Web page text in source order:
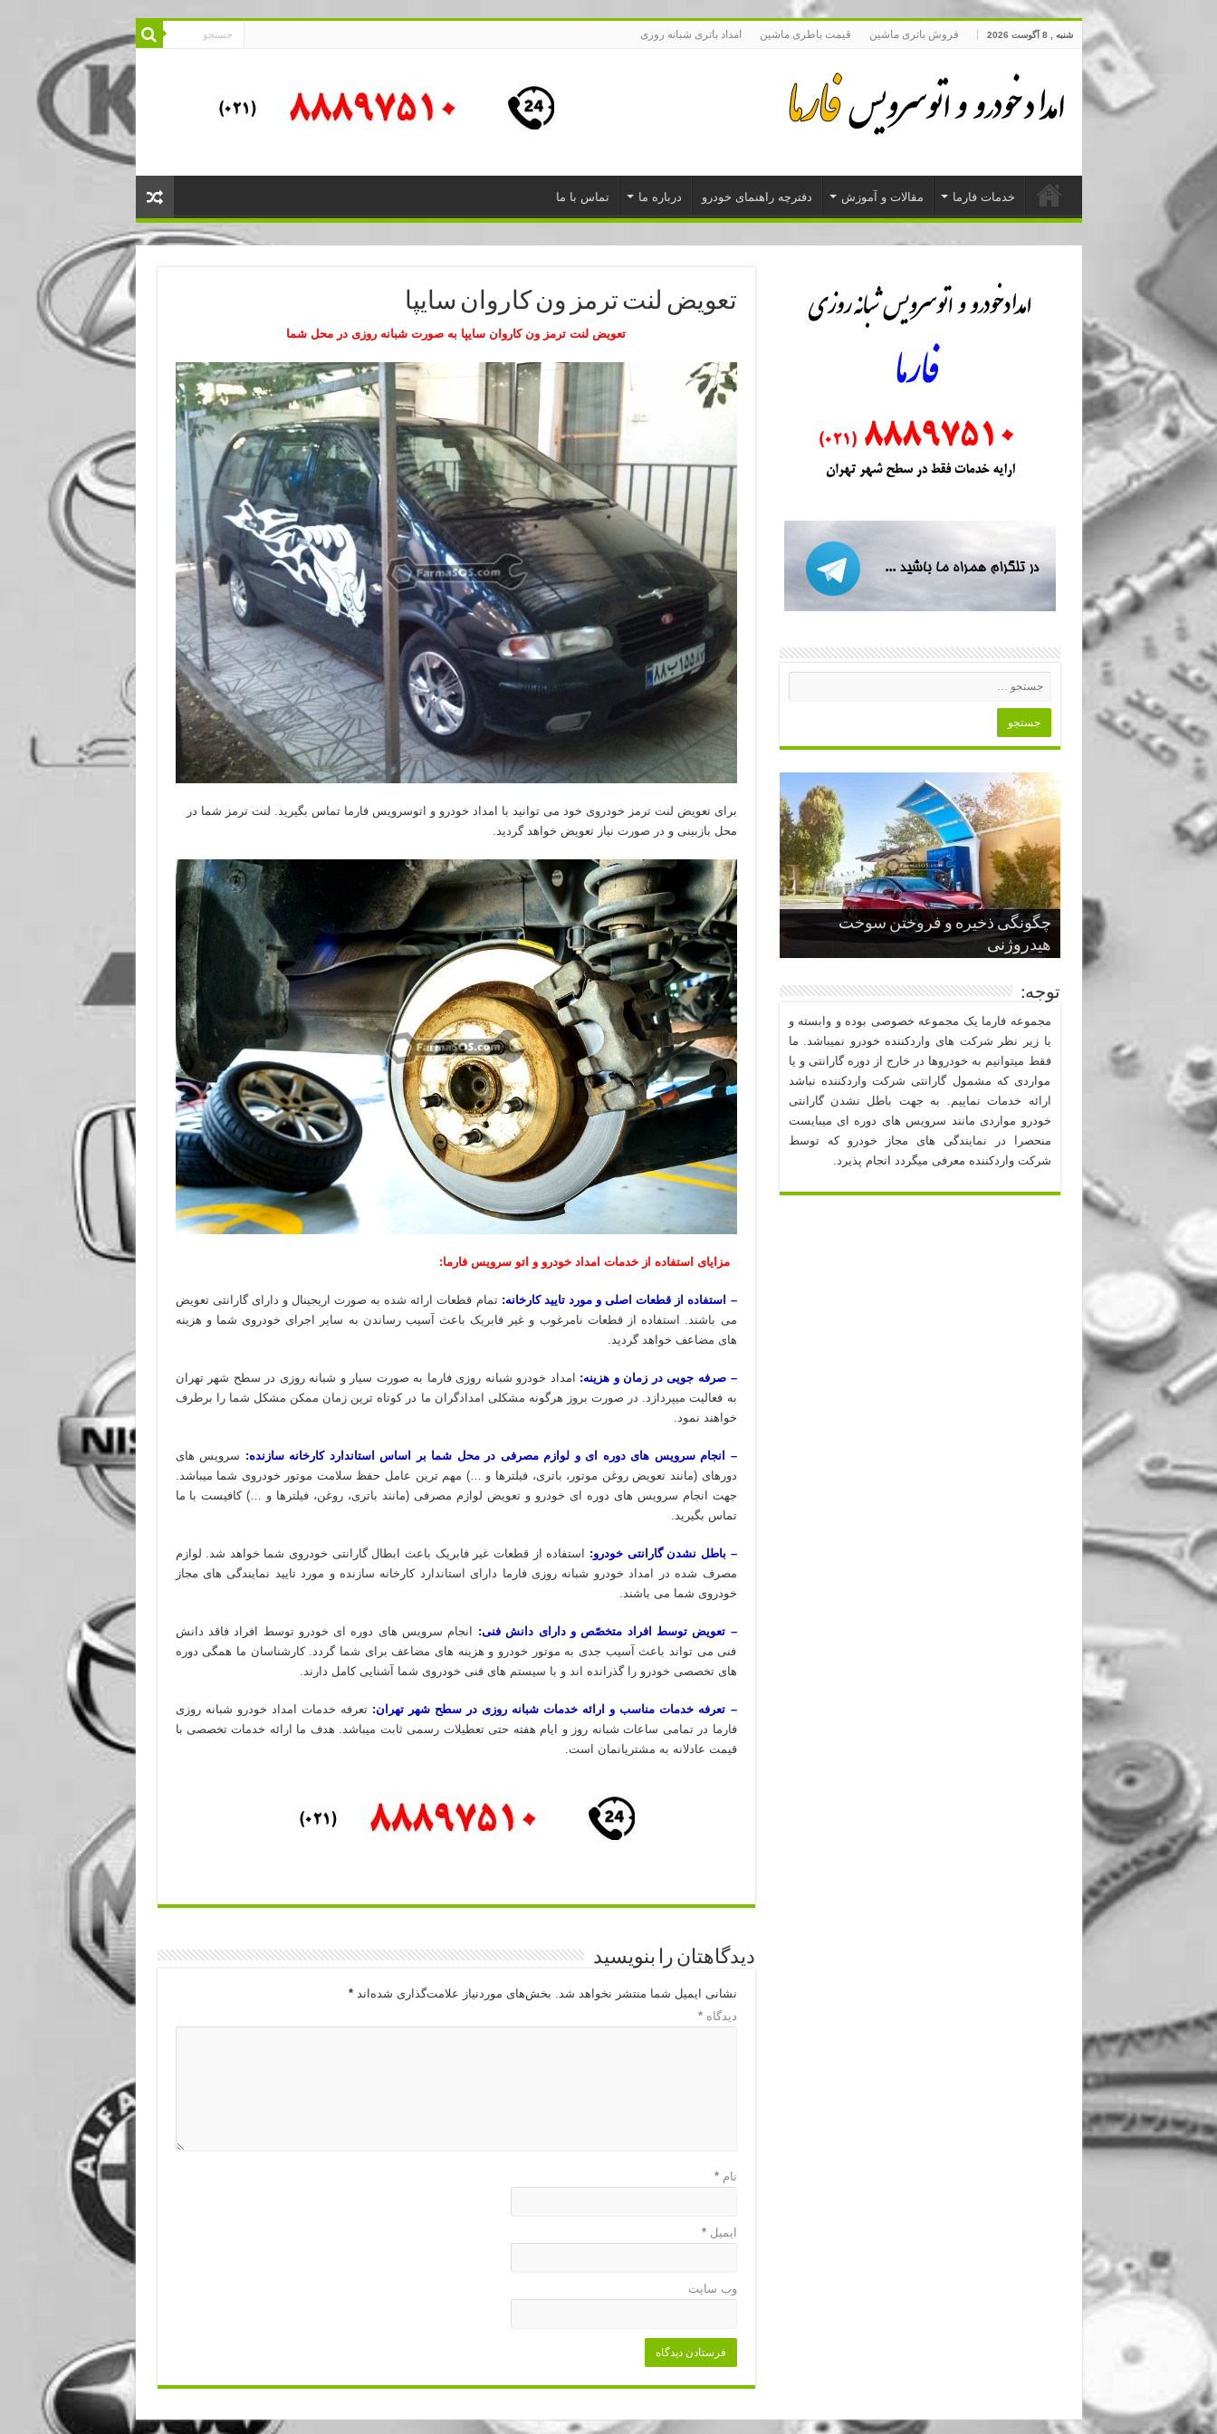
شنبه , 8 آگوست 2026 فروش باتری ماشین قیمت باطری ماشین امداد باتری شبانه روزی
خدمات فارما مقالات و آموزش دفترچه راهنمای خودرو درباره ما تماس با ما
تعویض لنت ترمز ون کاروان سایپا
تعویض لنت ترمز ون کاروان سایپا به صورت شبانه روزی در محل شما
برای تعویض لنت ترمز خودروی خود می توانید با امداد خودرو و اتوسرویس فارما تماس بگیرید. لنت ترمز شما در
محل بازبینی و در صورت نیاز تعویض خواهد گردید.
مزایای استفاده از خدمات امداد خودرو و اتو سرویس فارما:
– استفاده از قطعات اصلی و مورد تایید کارخانه: تمام قطعات ارائه شده به صورت اریجینال و دارای گارانتی تعویض
می باشند. استفاده از قطعات نامرغوب و غیر فابریک باعث آسیب رساندن به سایر اجرای خودروی شما و هزینه
های مضاعف خواهد گردید.
– صرفه جویی در زمان و هزینه:
امداد خودرو شبانه روزی فارما به صورت سیار و شبانه روزی در سطح شهر تهران
به فعالیت میپردازد. در صورت بروز هرگونه مشکلی امدادگران ما در کوتاه ترین زمان ممکن مشکل شما را برطرف
خواهند نمود.
– انجام سرویس های دوره ای و لوازم مصرفی در محل شما بر اساس استاندارد کارخانه سازنده: سرویس های
دورهای (مانند تعویض روغن موتور، باتری، فیلترها و …) مهم ترین عامل حفظ سلامت موتور خودروی شما میباشد.
جهت انجام سرویس های دوره ای خودرو و تعویض لوازم مصرفی (مانند باتری، روغن، فیلترها و …) کافیست با ما
تماس بگیرید.
– باطل نشدن گارانتی خودرو: استفاده از قطعات غیر فابریک باعث ابطال گارانتی خودروی شما خواهد شد. لوازم
مصرف شده در امداد خودرو شبانه روزی فارما دارای استاندارد کارخانه سازنده و مورد تایید نمایندگی های مجاز
خودروی شما می باشند.
– تعویض توسط افراد متخصّص و دارای دانش فنی: انجام سرویس های دوره ای خودرو توسط افراد فاقد دانش
فنی می تواند باعث آسیب جدی به موتور خودرو و هزینه های مضاعف برای شما گردد. کارشناسان ما همگی دوره
های تخصصی خودرو را گذرانده اند و با سیستم های فنی خودروی شما آشنایی کامل دارند.
– تعرفه خدمات مناسب و ارائه خدمات شبانه روزی در سطح شهر تهران: تعرفه خدمات امداد خودرو شبانه روزی
فارما در تمامی ساعات شبانه روز و ایام هفته حتی تعطیلات رسمی ثابت میباشد. هدف ما ارائه خدمات تخصصی با
قیمت عادلانه به مشتریانمان است.
دیدگاهتان را بنویسید
نشانی ایمیل شما منتشر نخواهد شد. بخش‌های موردنیاز علامت‌گذاری شده‌اند*
دیدگاه*
نام*
ایمیل*
وب‌ سایت
چگونگی ذخیره و فروختن سوخت
هیدروژنی
قدرتمندترین ماسل کارها یا خودروهای
عضلانی امریکایی
چرا نمک باعث خوردگی خودرو می شود؟
پنج کابین جذاب سال های اخیر صنعت
خودروسازی
از صفر تا صد طراحی خودرو قسمت
سوم
توجه:
مجموعه فارما یک مجموعه خصوصی بوده و وابسته و
یا زیر نظر شرکت های واردکننده خودرو نمیباشد. ما
فقط میتوانیم به خودروها در خارج از دوره گارانتی و یا
مواردی که مشمول گارانتی شرکت واردکننده نباشد
ارائه خدمات نماییم. به جهت باطل نشدن گارانتی
خودرو مواردی مانند سرویس های دوره ای میبایست
منحصرا در نمایندگی های مجاز خودرو که توسط
شرکت واردکننده معرفی میگردد انجام پذیرد.